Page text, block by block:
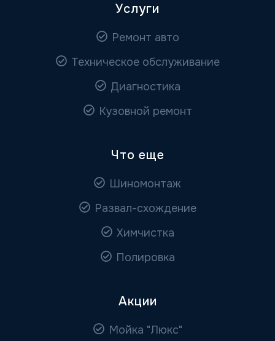
Услуги
Ремонт авто
Техническое обслуживание
Диагностика
Кузовной ремонт
Что еще
Шиномонтаж
Развал-схождение
Химчистка
Полировка
Акции
Мойка "Люкс"